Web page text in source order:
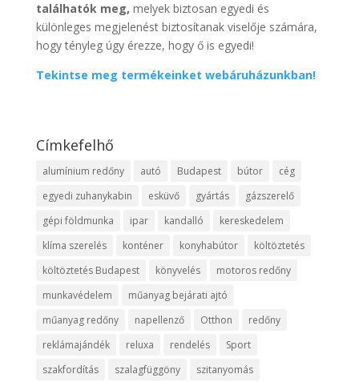
találhatók meg, melyek biztosan egyedi és
különleges megjelenést biztosítanak viselője számára,
hogy tényleg úgy érezze, hogy ő is egyedi!
Tekintse meg termékeinket webáruházunkban!
Címkefelhő
alumínium redőny autó Budapest bútor
cég
egyedi zuhanykabin
esküvő gyártás
gázszerelő
gépi földmunka
ipar kandalló
kereskedelem
klíma szerelés
konténer konyhabútor
költöztetés
költöztetés Budapest
könyvelés
motoros redőny
munkavédelem
műanyag bejárati ajtó
műanyag redőny
napellenző Otthon
redőny
reklámajándék
reluxa rendelés
Sport
szakfordítás
szalagfüggöny szitanyomás